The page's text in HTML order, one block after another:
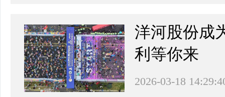
洋河股份成
利等你来
2026-03-18